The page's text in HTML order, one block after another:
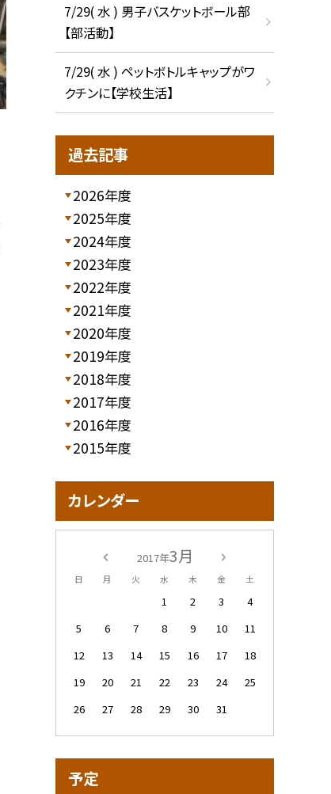
7/29( 水 ) 男子バスケットボール部
【部活動】
7/29( 水 ) ペットボトルキャップがワ
クチンに【学校生活】
過去記事
2026年度
2025年度
2024年度
2023年度
2022年度
2021年度
2020年度
2019年度
2018年度
2017年度
2016年度
2015年度
カレンダー
2017年3月
日 月 火 水 木 金 土
1 2 3
4
5
6 7 8 9 10
11
12
13 14 15 16 17
18
19
20 21 22 23 24
25
26
27 28 29 30 31
予定